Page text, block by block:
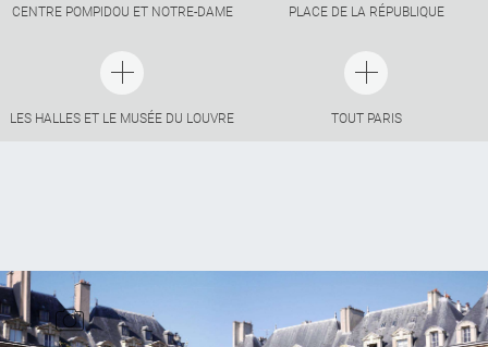
CENTRE POMPIDOU ET NOTRE-DAME PLACE DE LA RÉPUBLIQUE
LES HALLES ET LE MUSÉE DU LOUVRE TOUT PARIS